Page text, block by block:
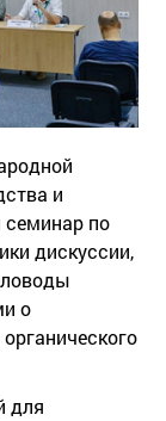
и
семинар по
дискуссии,
о
для